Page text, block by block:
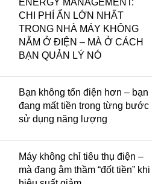
ENERGY MANAGEMENT:
CHI PHÍ ẨN LỚN NHẤT
TRONG NHÀ MÁY KHÔNG
NẰM Ở ĐIỆN – MÀ Ở CÁCH
BẠN QUẢN LÝ NÓ
Bạn không tốn điện hơn – bạn
đang mất tiền trong từng bước
sử dụng năng lượng
Máy không chỉ tiêu thụ điện –
mà đang âm thầm “đốt tiền” khi